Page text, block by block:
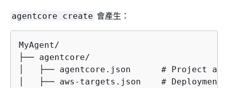
agentcore create 會產生：
MyAgent/
├── agentcore/
│   ├── agentcore.json      # Project
│   ├── aws-targets.json    #